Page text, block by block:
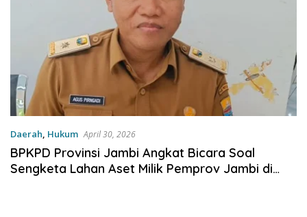
Daerah, Hukum April 30, 2026
BPKPD Provinsi Jambi Angkat Bicara Soal
Sengketa Lahan Aset Milik Pemprov Jambi di